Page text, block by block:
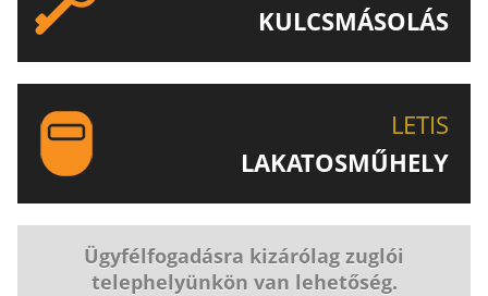
KULCSMÁSOLÁS
LETIS
LAKATOSMŰHELY
Ügyfélfogadásra kizárólag zuglói
telephelyünkön van lehetőség.